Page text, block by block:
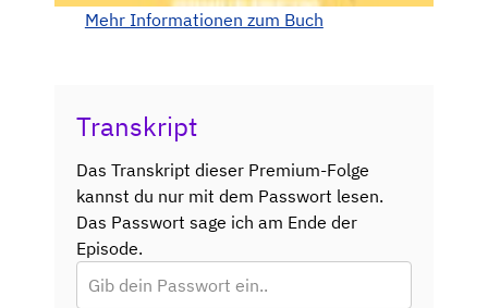
Mehr Informationen zum Buch
Transkript
Das Transkript dieser Premium-Folge
kannst du nur mit dem Passwort lesen.
Das Passwort sage ich am Ende der
Episode.